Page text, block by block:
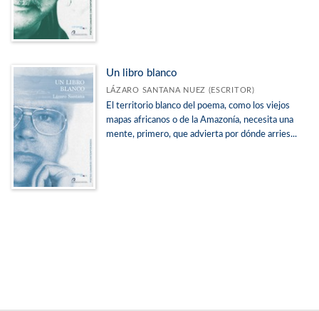
Un libro blanco
LÁZARO SANTANA NUEZ (ESCRITOR)
El territorio blanco del poema, como los viejos
mapas africanos o de la Amazonía, necesita una
mente, primero, que advierta por dónde arries...